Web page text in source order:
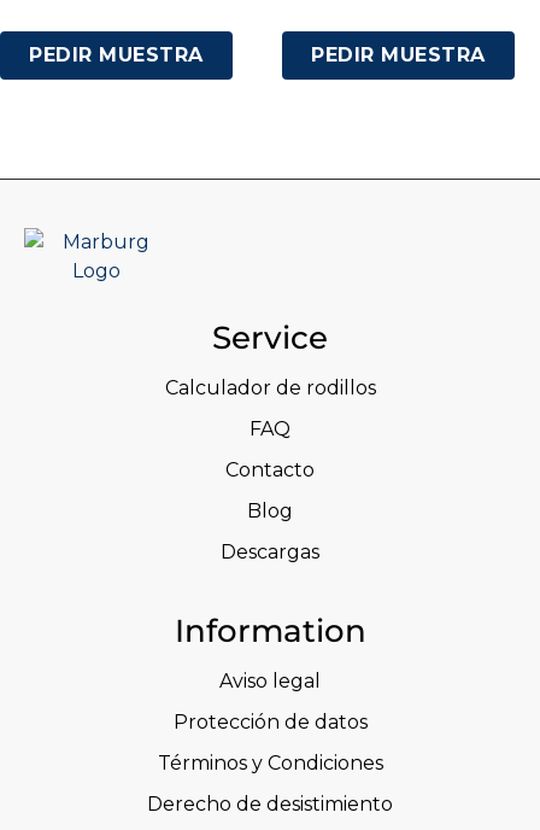
PEDIR MUESTRA PEDIR MUESTRA
Service
Calculador de rodillos
FAQ
Contacto
Blog
Descargas
Information
Aviso legal
Protección de datos
Términos y Condiciones
Derecho de desistimiento